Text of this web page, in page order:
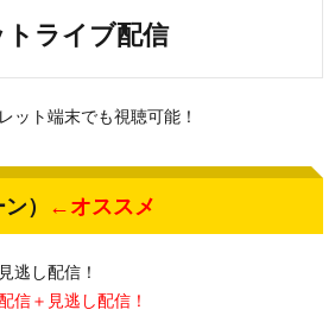
ライブ配信
ット端末でも視聴可能！
） ←オススメ
逃し配信！
信＋見逃し配信！